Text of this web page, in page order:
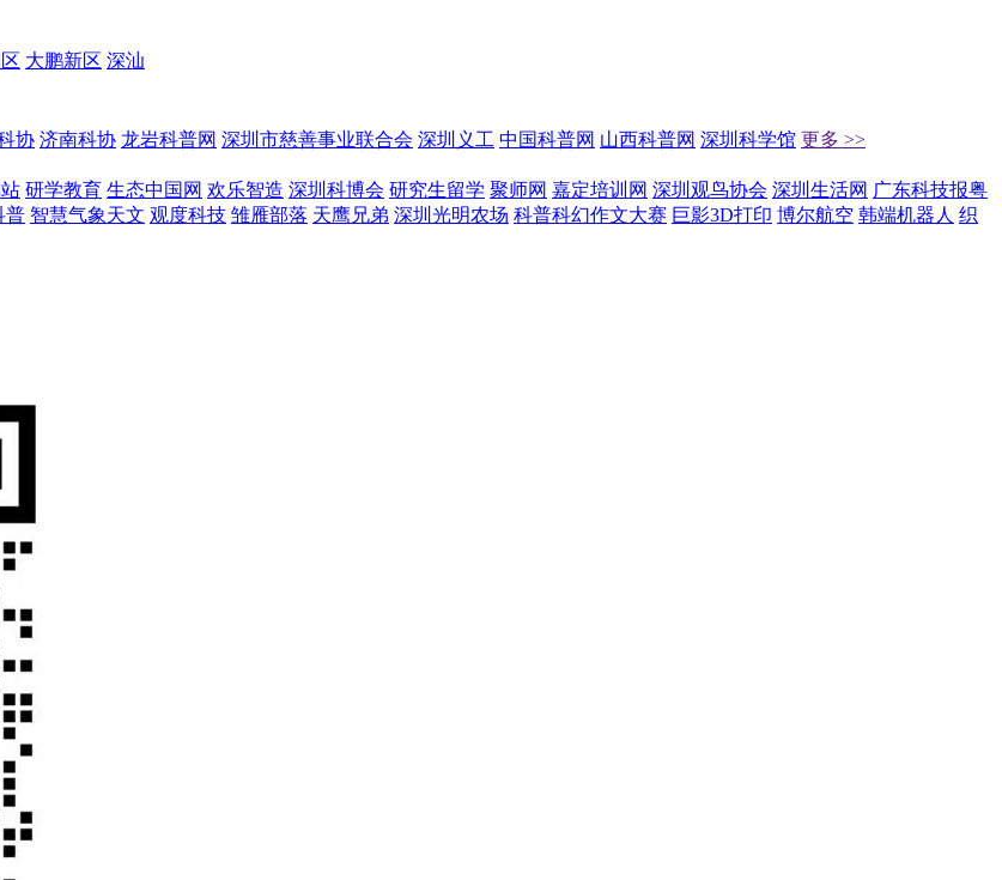
大鹏新区 深汕
协 济南科协 龙岩科普网 深圳市慈善事业联合会 深圳义工 中国科普网 山西科普网 深圳科学馆 更多 >>
研学教育 生态中国网 欢乐智造 深圳科博会 研究生留学 聚师网 嘉定培训网 深圳观鸟协会 深圳生活网 广东科技报粤
普 智慧气象天文 观度科技 雏雁部落 天鹰兄弟 深圳光明农场 科普科幻作文大赛 巨影3D打印 博尔航空 韩端机器人 织